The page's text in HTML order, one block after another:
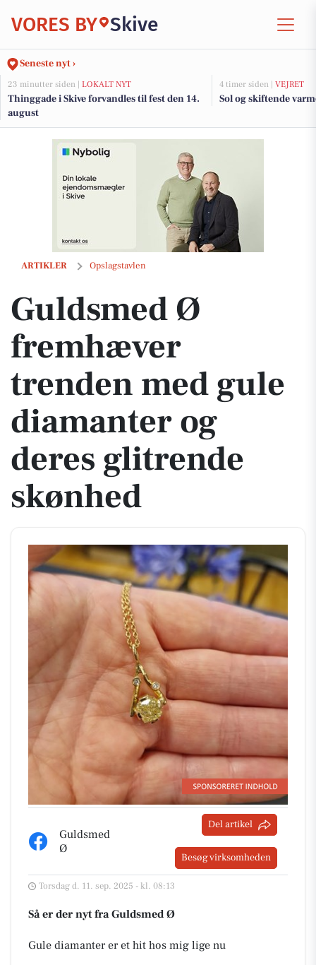
VORES BY Skive
Seneste nyt ›
23 minutter siden | LOKALT NYT
Thinggade i Skive forvandles til fest den 14.
august
4 timer siden | VEJRET
Sol og skiftende
ARTIKLER Opslagstavlen
Guldsmed Ø fremhæver trenden med gule diamanter og deres
Guldsmed Ø
fremhæver
trenden med gule
diamanter og
deres glitrende
skønhed
Guldsmed
Ø
Del artikel
Besøg virksomheden
Torsdag d. 11. sep. 2025 - kl. 08:13
Så er der nyt fra Guldsmed Ø
Gule diamanter er et hit hos mig lige nu